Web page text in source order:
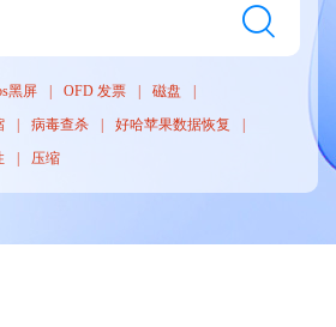
黑屏 OFD 发票
磁盘
病毒查杀
好哈苹果数据恢复
压缩